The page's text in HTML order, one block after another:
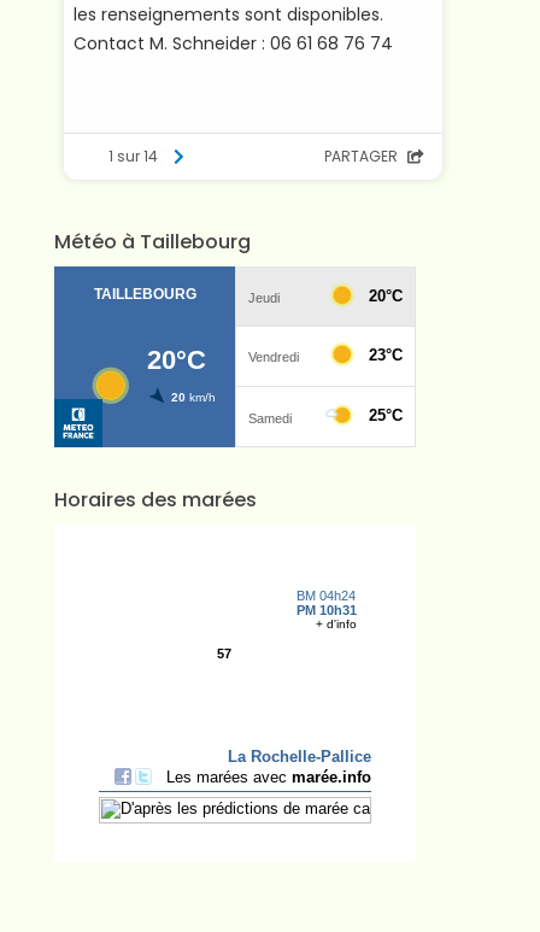
Météo à Taillebourg
Horaires des marées